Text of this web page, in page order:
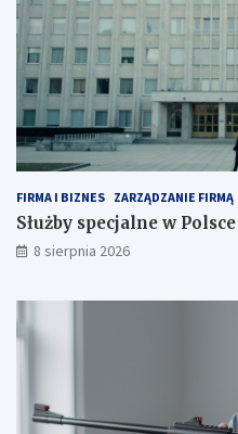
n
k
u
t
k
i
k
m
p
e
e
n
c
j
e
FIRMA I BIZNES ZARZĄDZANIE FIRMĄ
Służby specjalne w
8 sierpnia 2026